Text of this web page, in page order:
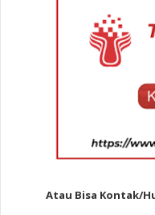
Atau Bisa Kontak/